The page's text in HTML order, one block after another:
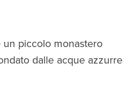
piccolo monastero
dalle acque azzurre